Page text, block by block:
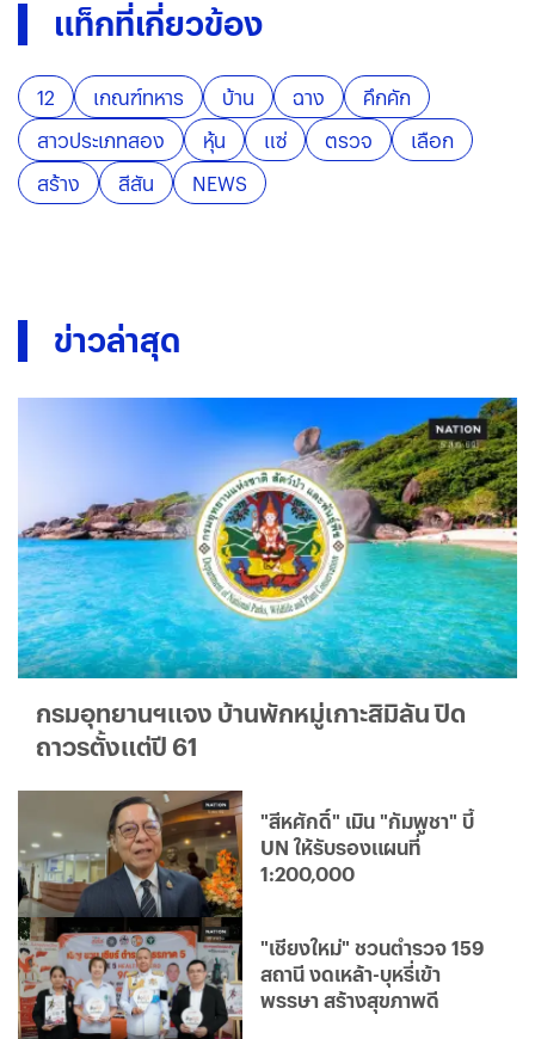
แท็กที่เกี่ยวข้อง
12 เกณฑ์ทหาร บ้าน ฉาง
คึกคัก
สาวประเภทสอง
หุ้น แซ่ ตรวจ
เลือก
สร้าง
สีสัน NEWS
ข่าวล่าสุด
กรมอุทยานฯแจง บ้านพักหมู่เกาะสิมิลัน ปิด
ถาวรตั้งแต่ปี 61
"สีหศักดิ์" เมิน "กัมพูชา" บี้
UN ให้รับรองแผนที่
1:200,000
"เชียงใหม่" ชวนตำรวจ 159
สถานี งดเหล้า-บุหรี่เข้า
พรรษา สร้างสุขภาพดี